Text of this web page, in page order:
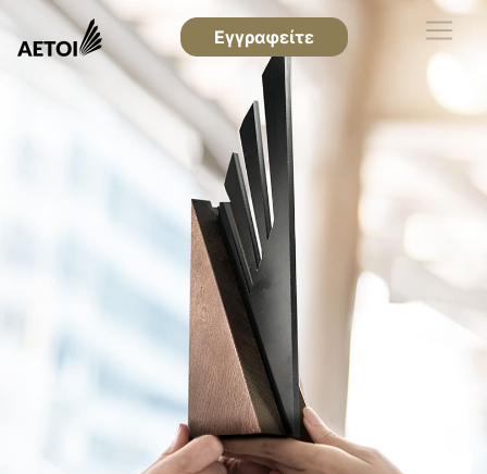
Εγγραφείτε